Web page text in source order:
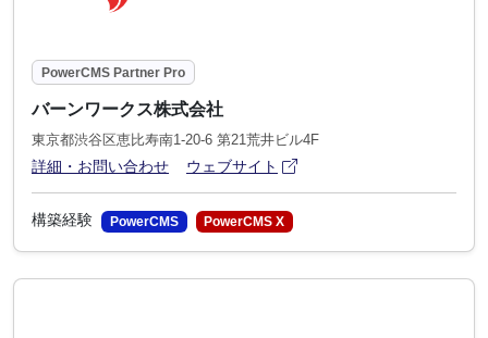
PowerCMS Partner Pro
バーンワークス株式会社
東京都渋谷区恵比寿南1-20-6 第21荒井ビル4F
詳細・お問い合わせ ウェブサイト
構築経験 PowerCMS PowerCMS X